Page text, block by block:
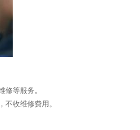
等服务。
收维修费用。